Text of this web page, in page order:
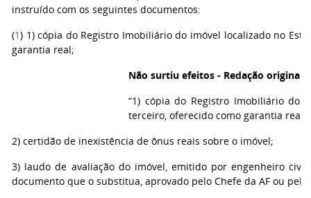
instruído com os seguintes documentos:
(1) 1) cópia do Registro Imobiliário do imóvel localizado no
garantia real;
Não surtiu efeitos - Redação original
“1) cópia do Registro Imobiliário do
terceiro, oferecido como garantia real;”
2) certidão de inexistência de ônus reais sobre o imóvel;
3) laudo de avaliação do imóvel, emitido por engenheiro
documento que o substitua, aprovado pelo Chefe da AF ou